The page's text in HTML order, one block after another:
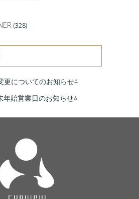
(328)
更についてのお知らせ⁂
年始営業日のお知らせ⁂